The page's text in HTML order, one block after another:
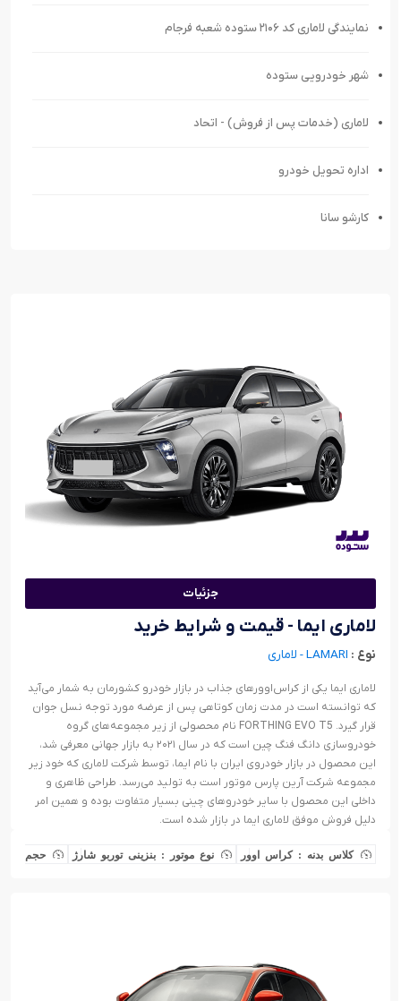
نمایندگی لاماری کد ۲۱۰۶ ستوده شعبه فرجام
شهر خودرویی ستوده
لاماری (خدمات پس از فروش) - اتحاد
اداره تحویل خودرو
کارشو سانا
جزئیات
لاماری ایما - قیمت و شرایط خرید
نوع : LAMARI - لاماری
لاماری ایما یکی از کراس‌اوورهای جذاب در بازار خودرو کشورمان به شمار می‌آید
که توانسته است در مدت زمان کوتاهی پس از عرضه مورد توجه نسل جوان
قرار گیرد. FORTHING EVO T5 نام محصولی از زیر مجموعه‌های گروه
خودروسازی دانگ فنگ چین است که در سال ۲۰۲۱ به بازار جهانی معرفی شد،
این محصول در بازار خودروی ایران با نام ایما، توسط شرکت لاماری که خود زیر
مجموعه‌ شرکت آرین پارس موتور است به تولید می‌رسد. طراحی ظاهری و
داخلی این محصول با سایر خودروهای چینی بسیار متفاوت بوده و همین امر
دلیل فروش موفق لاماری ایما در بازار شده است.
کلاس بدنه : کراس اوور نوع موتور : بنزینی توربو شارژ حجم موتور : ۱.۵ لیتری